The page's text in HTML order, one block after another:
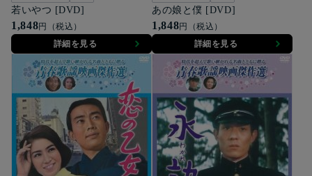
若いやつ [DVD]
1,848円（税込）
詳細を見る
あの娘と僕 [DVD]
1,848円（税込）
詳細を見る